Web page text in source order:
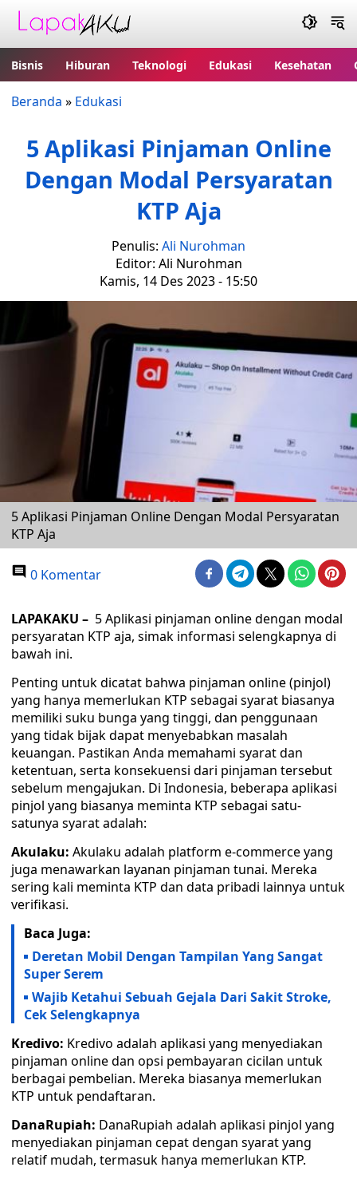
Bisnis Hiburan Teknologi Edukasi Kesehatan
Beranda » Edukasi
5 Aplikasi Pinjaman Online
Dengan Modal Persyaratan
KTP Aja
Penulis: Ali Nurohman
Editor: Ali Nurohman
Kamis, 14 Des 2023 - 15:50
5 Aplikasi Pinjaman Online Dengan Modal Persyaratan
KTP Aja
0 Komentar
LAPAKAKU – 5 Aplikasi pinjaman online dengan modal
persyaratan KTP aja, simak informasi selengkapnya di
bawah ini.
Penting untuk dicatat bahwa pinjaman online (pinjol)
yang hanya memerlukan KTP sebagai syarat biasanya
memiliki suku bunga yang tinggi, dan penggunaan
yang tidak bijak dapat menyebabkan masalah
keuangan. Pastikan Anda memahami syarat dan
ketentuan, serta konsekuensi dari pinjaman tersebut
sebelum mengajukan. Di Indonesia, beberapa aplikasi
pinjol yang biasanya meminta KTP sebagai satu-
satunya syarat adalah:
Akulaku: Akulaku adalah platform e-commerce yang
juga menawarkan layanan pinjaman tunai. Mereka
sering kali meminta KTP dan data pribadi lainnya untuk
verifikasi.
Baca Juga:
Deretan Mobil Dengan Tampilan Yang Sangat
Super Serem
Wajib Ketahui Sebuah Gejala Dari Sakit Stroke,
Cek Selengkapnya
Kredivo: Kredivo adalah aplikasi yang menyediakan
pinjaman online dan opsi pembayaran cicilan untuk
berbagai pembelian. Mereka biasanya memerlukan
KTP untuk pendaftaran.
DanaRupiah: DanaRupiah adalah aplikasi pinjol yang
menyediakan pinjaman cepat dengan syarat yang
relatif mudah, termasuk hanya memerlukan KTP.